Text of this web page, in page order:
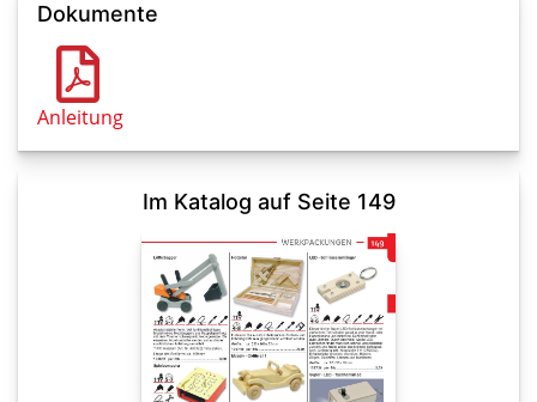
Dokumente
Anleitung
Im Katalog auf Seite 149